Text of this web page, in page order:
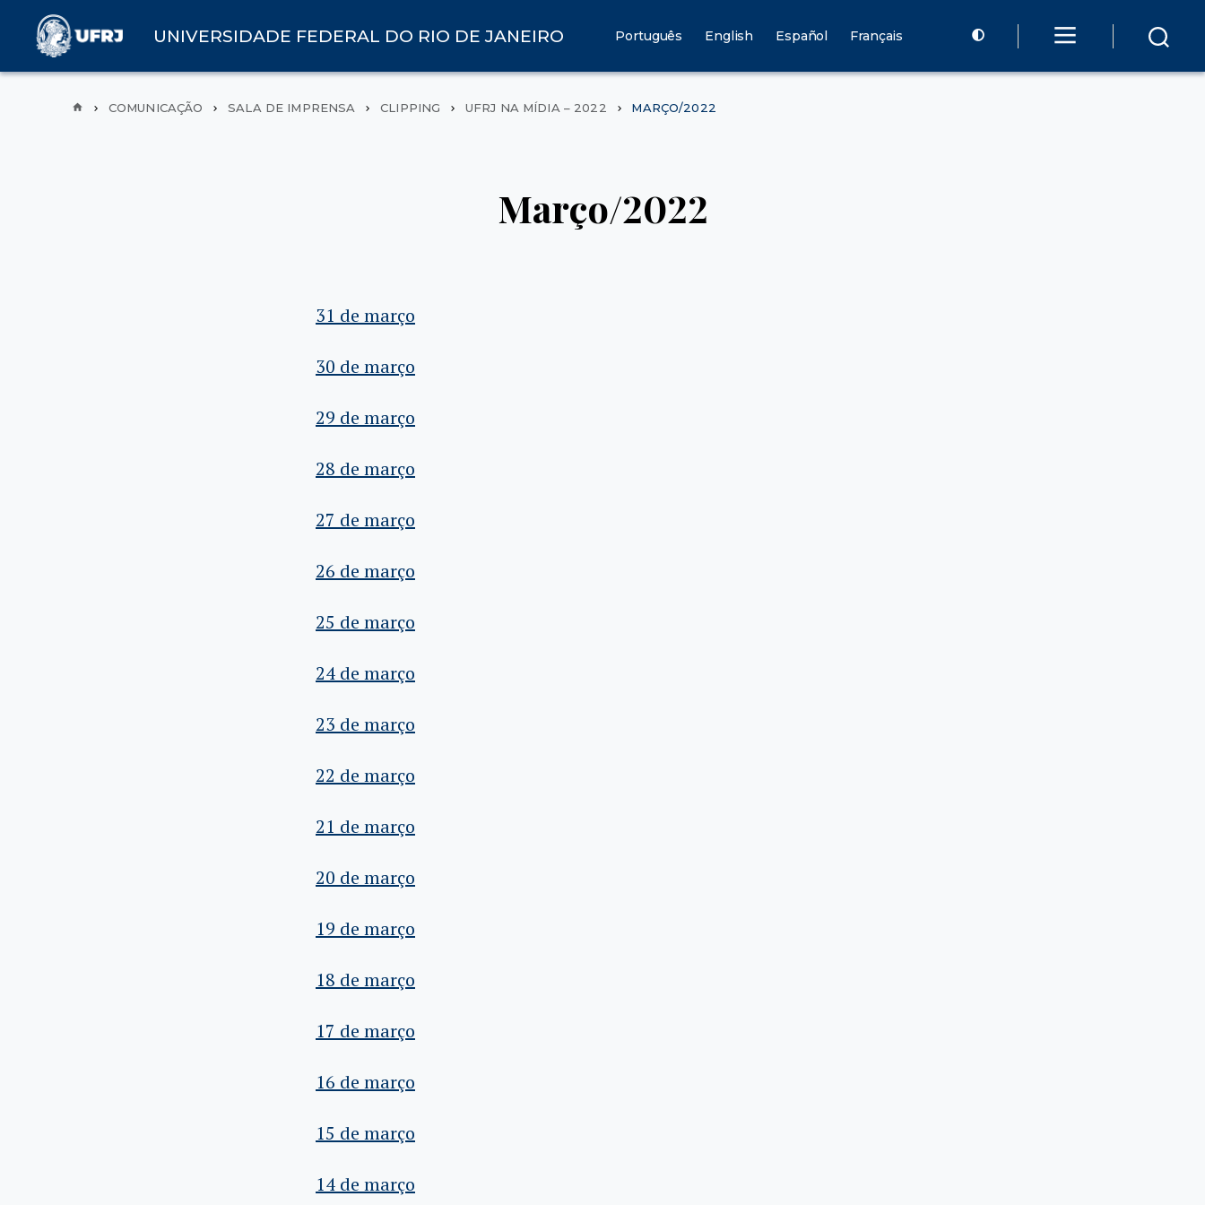
UNIVERSIDADE FEDERAL DO RIO DE JANEIRO Português English Español Français
COMUNICAÇÃO SALA DE IMPRENSA CLIPPING UFRJ NA MÍDIA – 2022 MARÇO/2022
Março/2022
31 de março
30 de março
29 de março
28 de março
27 de março
26 de março
25 de março
24 de março
23 de março
22 de março
21 de março
20 de março
19 de março
18 de março
17 de março
16 de março
15 de março
14 de março